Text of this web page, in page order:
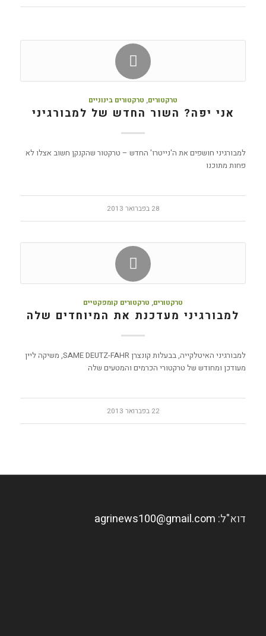
טרקטורים, טרקטורים בינוניים
אני יפה? השור החדש של למבורגיני
למבורגיני חושפים את ה'נייטרו' החדש – טרקטור שהקנקן חשוב אצלו לא
פחות מתוכנו
28 בפברואר 2013
טרקטורים, טרקטורים קומפקטיים
למבורגיני מעדכנת את המיוחדים שלה
למבורגיני האיטלקייה, בבעלות קונצרן SAME DEUTZ-FAHR, משיקה ליין
מעודכן ומחודש של טרקטורי הכרמים והמטעים שלה
22 בפברואר 2013
דוא"ל: agrinews100@gmail.com